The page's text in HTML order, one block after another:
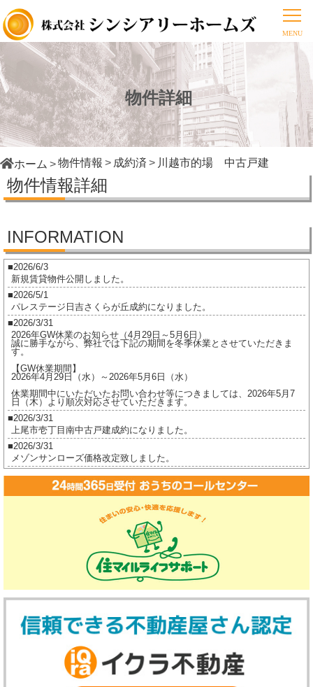
物件詳細
ホーム 物件情報 成約済 川越市的場 中古戸建
物件情報詳細
INFORMATION
2026/6/3
新規賃貸物件公開しました。
2026/5/1
パレステージ日吉さくらが丘成約になりました。
2026/3/31
2026年GW休業のお知らせ（4月29日～5月6日）
誠に勝手ながら、弊社では下記の期間を冬季休業とさせていただきま
す。
【GW休業期間】
2026年4月29日（水）～2026年5月6日（水）
休業期間中にいただいたお問い合わせ等につきましては、2026年5月7
日（木）より順次対応させていただきます。
2026/3/31
上尾市壱丁目南中古戸建成約になりました。
2026/3/31
メゾンサンローズ価格改定致しました。
2026/3/16
ジオ茅ヶ崎フレシアご成約になりました。
ジオ茅ヶ崎フレシア価格改定しました。
プレイスヴィラ喜多見成約になりました。
賃貸物件公開しました。
2025年冬季休業のお知らせ（12月27日～1月5日）
す。
【冬季休業期間】
休業期間中にいただいたお問い合わせ等につきましては、2026年1月6
日（火）より順次対応させていただきます。